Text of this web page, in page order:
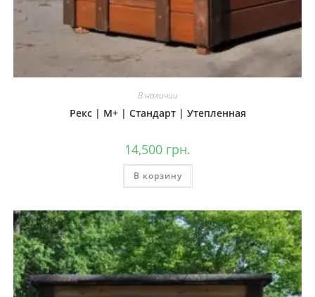
В наличии
Рекс | М+ | Стандарт | Утепленная
14,500 грн.
В корзину